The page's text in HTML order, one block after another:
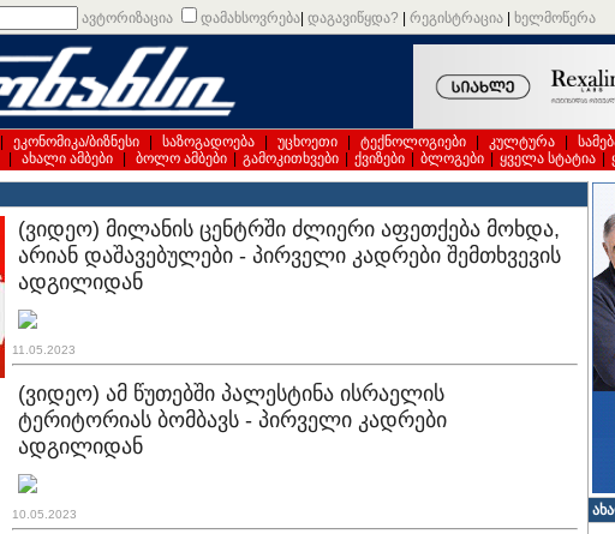
ავტორიზაცია დამახსოვრება დაგავიწყდა? რეგისტრაცია ხელმოწერა
ეკონომიკა/ბიზნესი საზოგადოება უცხოეთი ტექნოლოგიები კულტურა
ახალი ამბები ბოლო ამბები გამოკითხვები ქვიზები ბლოგები ყველა სტატია
(ვიდეო) მილანის ცენტრში ძლიერი აფეთქება მოხდა,
არიან დაშავებულები - პირველი კადრები შემთხვევის
ადგილიდან
11.05.2023
(ვიდეო) ამ წუთებში პალესტინა ისრაელის
ტერიტორიას ბომბავს - პირველი კადრები
ადგილიდან
10.05.2023